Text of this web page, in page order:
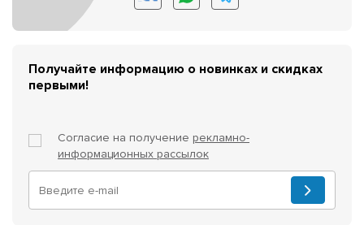
Получайте информацию о новинках и скидках
первыми!
Согласие на получение рекламно-
информационных рассылок